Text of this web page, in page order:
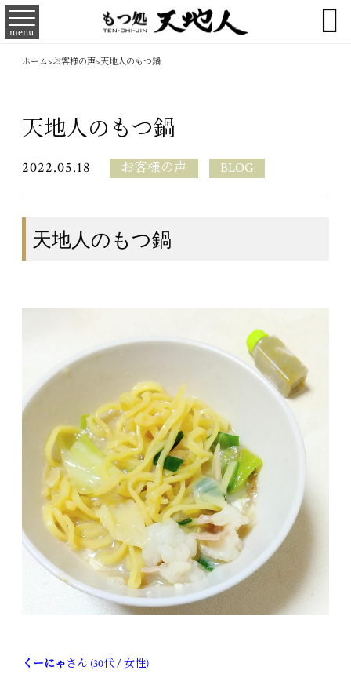
menu 
ホーム>お客様の声>天地人のもつ鍋
天地人のもつ鍋
2022.05.18 お客様の声 BLOG
天地人のもつ鍋
くーにゃさん (30代 / 女性)